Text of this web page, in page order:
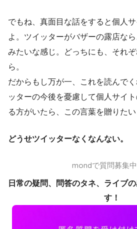
でもね、真面目な話をすると個人
よ。ツイッターがバザーの露店な
みたいな感じ。どっちにも、それ
ら。
だからもし万が一、これを読んで
ッターの今後を憂慮して個人サイ
る方がいたら、この言葉を贈りたい
どうせツイッターなくなんない。
mondで質問募集中
日常の疑問、問答のタネ、ライブ
す！